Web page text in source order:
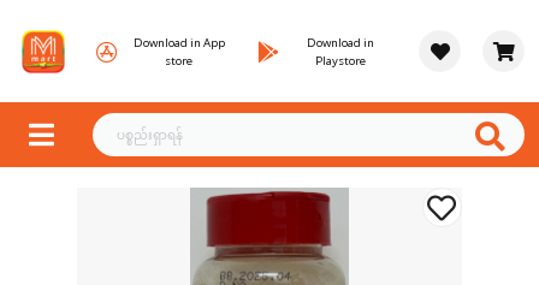
Download in App
store
Download in
Playstore